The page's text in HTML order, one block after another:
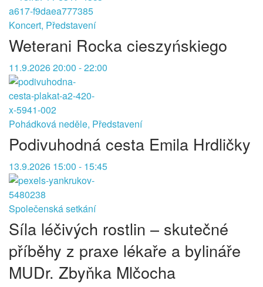
Koncert, Představení
Weterani Rocka cieszyńskiego
11.9.2026 20:00 - 22:00
Pohádková neděle, Představení
Podivuhodná cesta Emila Hrdličky
13.9.2026 15:00 - 15:45
Společenská setkání
Síla léčivých rostlin – skutečné
příběhy z praxe lékaře a bylináře
MUDr. Zbyňka Mlčocha